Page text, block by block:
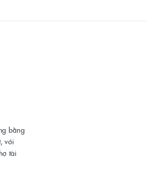
bằng
với
tài